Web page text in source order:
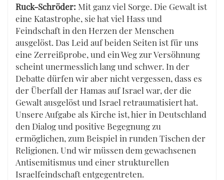
Ruck-Schröder: Mit ganz viel Sorge. Die Gewalt ist
eine Katastrophe, sie hat viel Hass und
Feindschaft in den Herzen der Menschen
ausgelöst. Das Leid auf beiden Seiten ist für uns
eine Zerreißprobe, und ein Weg zur Versöhnung
scheint unermesslich lang und schwer. In der
Debatte dürfen wir aber nicht vergessen, dass es
der Überfall der Hamas auf Israel war, der die
Gewalt ausgelöst und Israel retraumatisiert hat.
Unsere Aufgabe als Kirche ist, hier in Deutschland
den Dialog und positive Begegnung zu
ermöglichen, zum Beispiel in runden Tischen der
Religionen. Und wir müssen dem gewachsenen
Antisemitismus und einer strukturellen
Israelfeindschaft entgegentreten.